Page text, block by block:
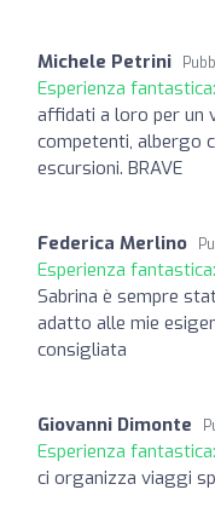
Michele Petrini
Esperienza fantastica:
affidati a loro per un
competenti, albergo
escursioni. BRAVE
Federica Merlino
Esperienza fantastica:
Sabrina è sempre
adatto alle mie
consigliata
Giovanni Dimonte
Esperienza fantastica:
ci organizza viaggi